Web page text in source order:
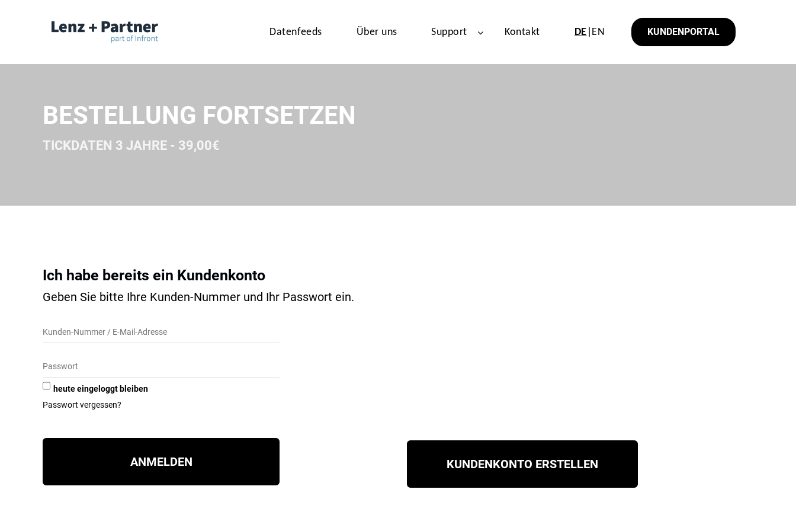
Datenfeeds Über uns Support Kontakt DE |EN KUNDENPORTAL
BESTELLUNG FORTSETZEN
TICKDATEN 3 JAHRE - 39,00€
Ich habe bereits ein Kundenkonto
Geben Sie bitte Ihre Kunden-Nummer und Ihr Passwort ein.
heute eingeloggt bleiben
Passwort vergessen?
ANMELDEN KUNDENKONTO ERSTELLEN